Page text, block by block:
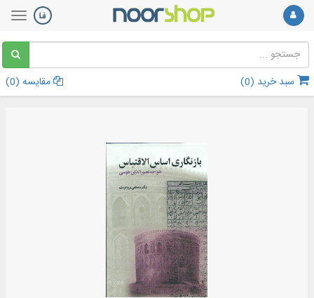
سبد خرید (0
) مقایسه (0
)